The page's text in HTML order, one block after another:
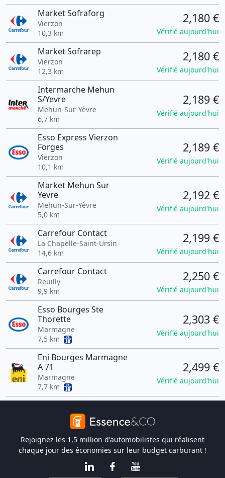
Market Sofraforg
Vierzon
10,3 km
2,180 €
Vérifié aujourd'hui
Market Sofrarep
Vierzon
12,3 km
2,180 €
Vérifié aujourd'hui
Intermarche Mehun
S/Yevre
Mehun-Sur-Yèvre
6,7 km
2,189 €
Vérifié aujourd'hui
Esso Express Vierzon
Forges
Vierzon
10,1 km
2,189 €
Vérifié aujourd'hui
Market Mehun Sur
Yevre
Mehun-Sur-Yèvre
5,0 km
2,192 €
Vérifié aujourd'hui
Carrefour Contact
La Chapelle-Saint-Ursin
14,6 km
2,199 €
Vérifié aujourd'hui
Carrefour Contact
Reuilly
9,9 km
2,250 €
Vérifié aujourd'hui
Esso Bourges Ste
Thorette
Marmagne
7,5 km
2,303 €
Vérifié aujourd'hui
Eni Bourges Marmagne
A 71
Marmagne
7,7 km
2,499 €
Vérifié aujourd'hui
Rejoignez les 1,5 million d'automobilistes qui réalisent
chaque jour des économies sur leur budget carburant !